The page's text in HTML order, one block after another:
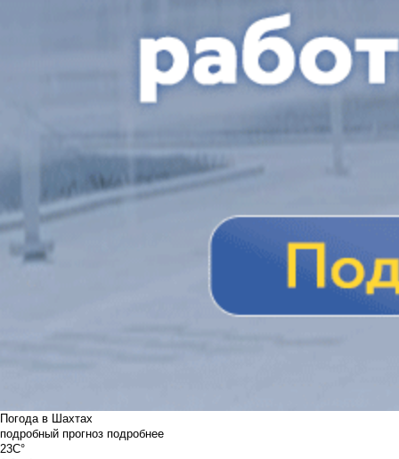
Погода в Шахтах
подробный прогноз подробнее
23C°